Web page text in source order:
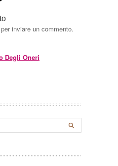
per inviare un commento.
Degli Oneri